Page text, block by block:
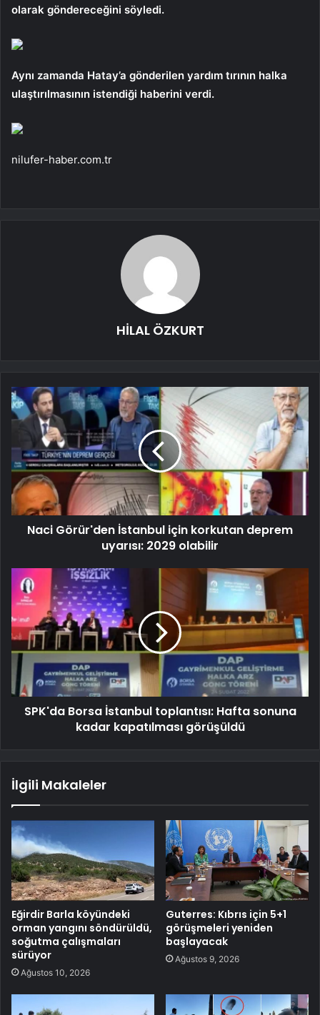
olarak göndereceğini söyledi.
Aynı zamanda Hatay’a gönderilen yardım tırının halka
ulaştırılmasının istendiği haberini verdi.
nilufer-haber.com.tr
HİLAL ÖZKURT
Naci Görür'den İstanbul için korkutan deprem
uyarısı: 2029 olabilir
SPK'da Borsa İstanbul toplantısı: Hafta sonuna
kadar kapatılması görüşüldü
İlgili Makaleler
Eğirdir Barla köyündeki
orman yangını söndürüldü,
soğutma çalışmaları
sürüyor
Ağustos 10, 2026
Guterres: Kıbrıs için 5+1
görüşmeleri yeniden
başlayacak
Ağustos 9, 2026